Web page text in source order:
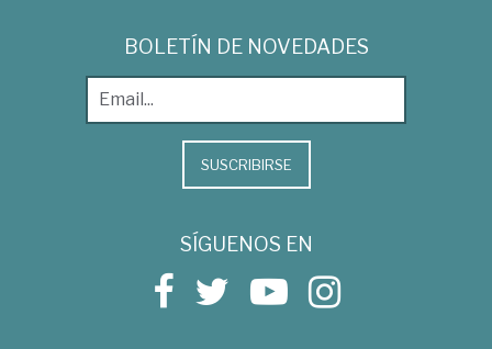
BOLETÍN DE NOVEDADES
SUSCRIBIRSE
SÍGUENOS EN